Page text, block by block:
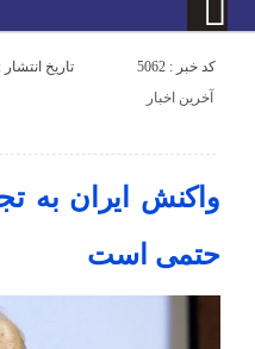
کد خبر : 5062 تاریخ انتشار :
آخرین اخبار
واکنش ایران به
حتمی است